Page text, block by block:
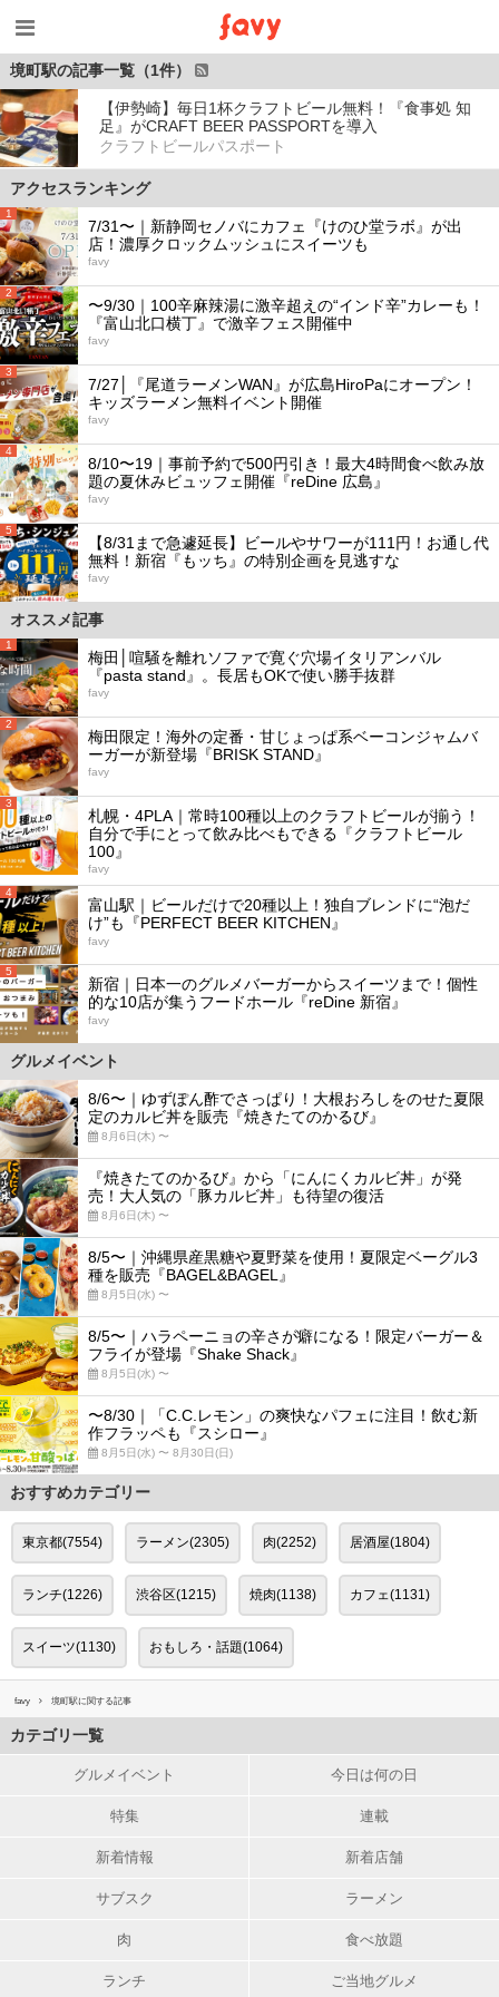
境町駅の記事一覧（1件）
【伊勢崎】毎日1杯クラフトビール無料！『食事処 知
足』がCRAFT BEER PASSPORTを導入
クラフトビールパスポート
アクセスランキング
1
7/31〜｜新静岡セノバにカフェ『けのひ堂ラボ』が出
店！濃厚クロックムッシュにスイーツも
favy
2
〜9/30｜100辛麻辣湯に激辛超えの“インド辛”カレーも！
『富山北口横丁』で激辛フェス開催中
favy
3
7/27│『尾道ラーメンWAN』が広島HiroPaにオープン！
キッズラーメン無料イベント開催
favy
4
8/10〜19｜事前予約で500円引き！最大4時間食べ飲み放
題の夏休みビュッフェ開催『reDine 広島』
favy
5
【8/31まで急遽延長】ビールやサワーが111円！お通し代
無料！新宿『もッち』の特別企画を見逃すな
favy
オススメ記事
1
梅田│喧騒を離れソファで寛ぐ穴場イタリアンバル
『pasta stand』。長居もOKで使い勝手抜群
favy
2
梅田限定！海外の定番・甘じょっぱ系ベーコンジャムバ
ーガーが新登場『BRISK STAND』
favy
3
札幌・4PLA｜常時100種以上のクラフトビールが揃う！
自分で手にとって飲み比べもできる『クラフトビール
100』
favy
4
富山駅｜ビールだけで20種以上！独自ブレンドに“泡だ
け”も『PERFECT BEER KITCHEN』
favy
5
新宿｜日本一のグルメバーガーからスイーツまで！個性
的な10店が集うフードホール『reDine 新宿』
favy
グルメイベント
8/6〜｜ゆずぽん酢でさっぱり！大根おろしをのせた夏限
定のカルビ丼を販売『焼きたてのかるび』
8月6日(木) 〜
『焼きたてのかるび』から「にんにくカルビ丼」が発
売！大人気の「豚カルビ丼」も待望の復活
8月6日(木) 〜
8/5〜｜沖縄県産黒糖や夏野菜を使用！夏限定ベーグル3
種を販売『BAGEL&BAGEL』
8月5日(水) 〜
8/5〜｜ハラペーニョの辛さが癖になる！限定バーガー＆
フライが登場『Shake Shack』
8月5日(水) 〜
〜8/30｜「C.C.レモン」の爽快なパフェに注目！飲む新
作フラッペも『スシロー』
8月5日(水) 〜 8月30日(日)
おすすめカテゴリー
東京都(7554) ラーメン(2305) 肉(2252) 居酒屋(1804)
ランチ(1226) 渋谷区(1215) 焼肉(1138) カフェ(1131)
スイーツ(1130) おもしろ・話題(1064)
favy 境町駅に関する記事
カテゴリ一覧
グルメイベント 今日は何の日
特集 連載
新着情報 新着店舗
サブスク ラーメン
肉 食べ放題
ランチ ご当地グルメ